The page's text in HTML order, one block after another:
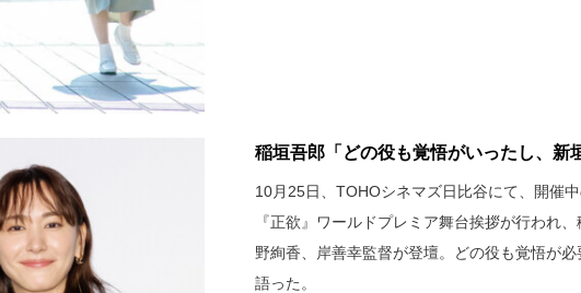
稲垣吾郎「どの役も覚悟がいったし、新
10月25日、TOHOシネマズ日比谷にて、開催
『正欲』ワールドプレミア舞台挨拶が行われ
野絢香、岸善幸監督が登壇。どの役も覚悟が
語った。